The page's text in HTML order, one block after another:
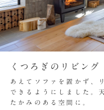
くつろぎのリビング
あえてソファを置かず、
できるようにしました。
たかみのある空間に。